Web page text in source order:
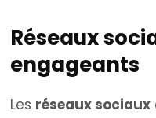
Réseaux
engageants
Les réseaux sociaux